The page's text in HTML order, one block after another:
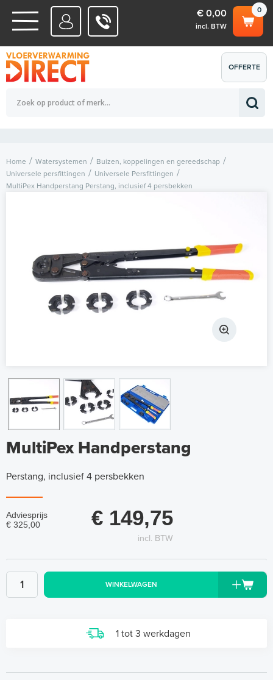
WATERSYSTEMEN
ELEKTRISCHE SYSTEMEN
0
€ 0,00
incl. BTW
Totaalbedrag (incl. BTW) € 0,00
OFFERTE
AANVRAGEN
Home Watersystemen
Buizen, koppelingen en gereedschap
Universele persfittingen
Universele Persfittingen
MultiPex Handperstang Perstang, inclusief 4 persbekken
MultiPex Handperstang
Perstang, inclusief 4 persbekken
Adviesprijs
€ 325,00
€ 149,75
incl. BTW
WINKELWAGEN
1 tot 3 werkdagen